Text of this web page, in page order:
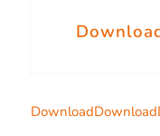
DownloadDownload